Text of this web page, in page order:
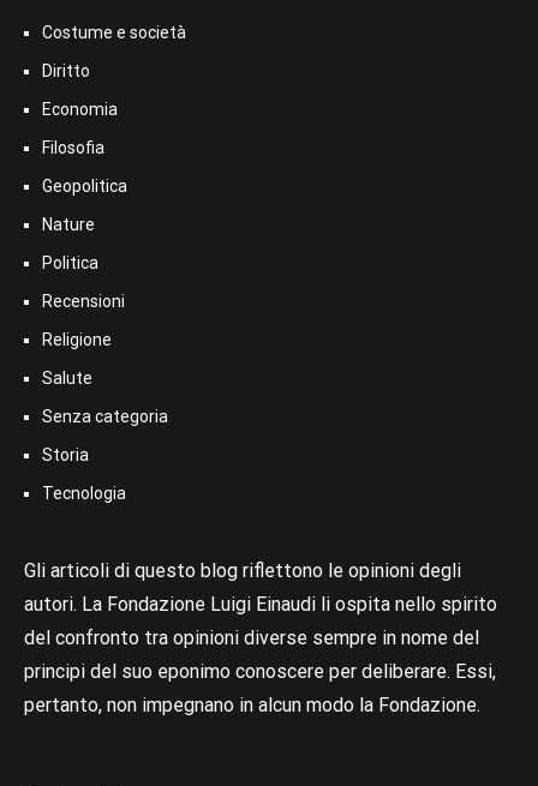
Costume e società
Diritto
Economia
Filosofia
Geopolitica
Nature
Politica
Recensioni
Religione
Salute
Senza categoria
Storia
Tecnologia
Gli articoli di questo blog riflettono le opinioni degli
autori. La Fondazione Luigi Einaudi li ospita nello spirito
del confronto tra opinioni diverse sempre in nome del
principi del suo eponimo conoscere per deliberare. Essi,
pertanto, non impegnano in alcun modo la Fondazione.